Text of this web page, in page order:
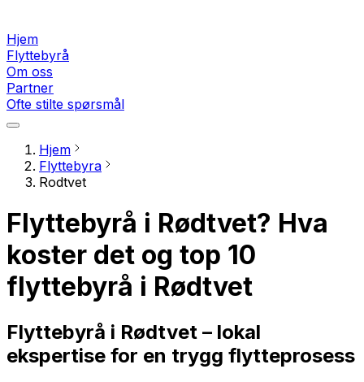
Hjem
Flyttebyrå
Om oss
Partner
Ofte stilte spørsmål
Hjem
Flyttebyra
Rodtvet
Flyttebyrå i Rødtvet? Hva
koster det og top 10
flyttebyrå i Rødtvet
Flyttebyrå i Rødtvet – lokal
ekspertise for en trygg flytteprosess